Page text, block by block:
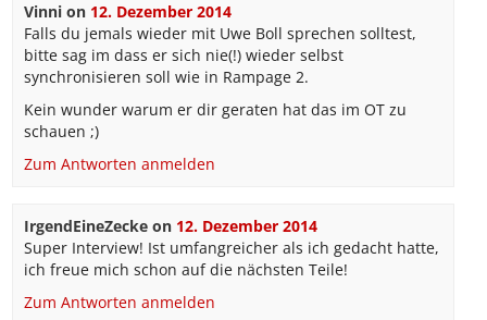
Vinnion 12. Dezember 2014
Falls du jemals wieder mit Uwe Boll sprechen solltest,
bitte sag im dass er sich nie(!) wieder selbst
synchronisieren soll wie in Rampage 2.
Kein wunder warum er dir geraten hat das im OT zu
schauen ;)
Zum Antworten anmelden
IrgendEineZeckeon 12. Dezember 2014
Super Interview! Ist umfangreicher als ich gedacht hatte,
ich freue mich schon auf die nächsten Teile!
Zum Antworten anmelden